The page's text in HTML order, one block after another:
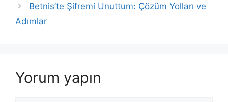
Betnis’te Şifremi Unuttum: Çözüm Yolları ve
Adımlar
Yorum yapın